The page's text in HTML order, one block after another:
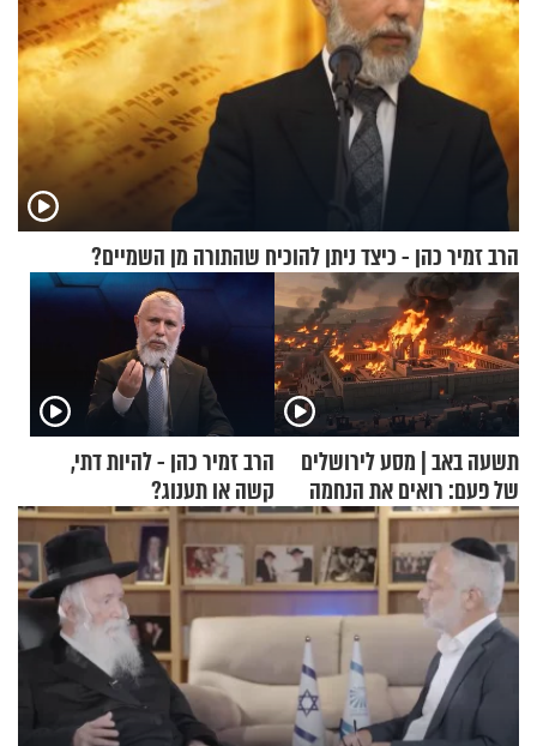
הרב זמיר כהן - כיצד ניתן להוכיח שהתורה מן השמיים?
תשעה באב | מסע לירושלים
של פעם: רואים את הנחמה
הרב זמיר כהן - להיות דתי,
קשה או תענוג?